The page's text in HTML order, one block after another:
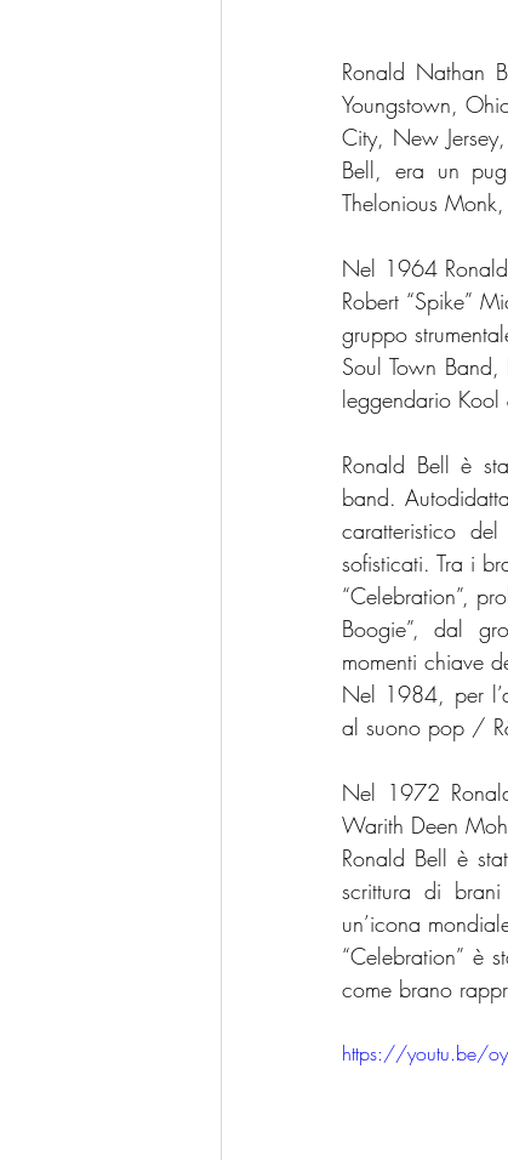
Ronald Nathan
Youngstown,
City, New
Bell, era un
Thelonious
Nel 1964 Ronald
Robert “Spike”
gruppo
Soul Town
leggendario
Ronald Bell è
band.
caratteristico
sofisticati. Tra i
“Celebration”,
Boogie”, dal
momenti chiave
Nel 1984, per
al suono pop /
Nel 1972
Warith Deen
Ronald Bell è
scrittura di
un’icona
“Celebration” è
come brano
https://youtu.be/